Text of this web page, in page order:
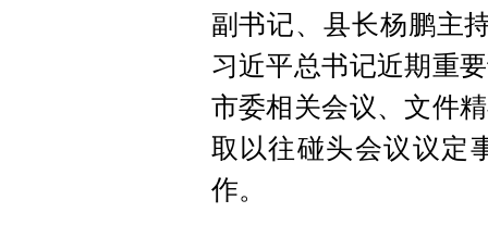
副书记、县长杨鹏主
习近平总书记近期重
市委相关会议、文件
取以往碰头会议议定
作。